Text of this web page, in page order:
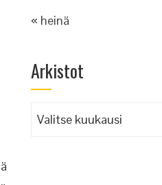
« heinä
Arkistot
Arkistot